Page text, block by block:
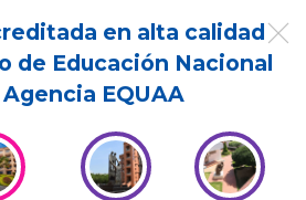
en alta calidad
de Educación Nacional
EQUAA